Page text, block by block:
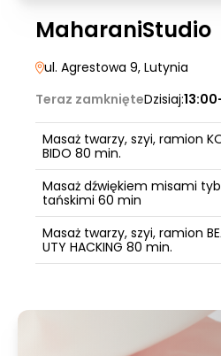
MaharaniStudio
ul. Agrestowa 9, Lutynia
Teraz zamknięteDzisiaj:
Masaż twarzy, szyi, ramion
BIDO 80 min.
Masaż dźwiękiem misami
tańskimi 60 min
Masaż twarzy, szyi, ramion
UTY HACKING 80 min.